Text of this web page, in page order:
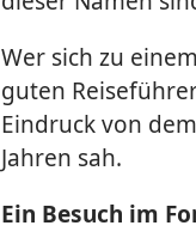
Wer sich zu
guten
Eindruck von
Jahren sah.
Ein Besuch im